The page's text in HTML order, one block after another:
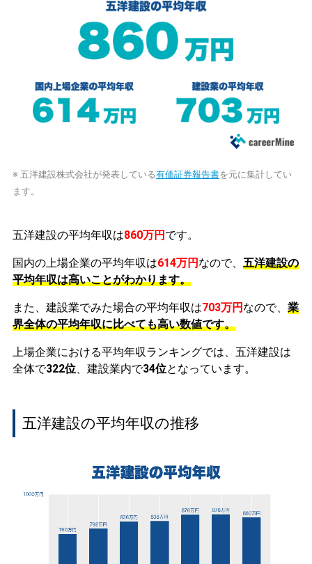
※ 五洋建設株式会社が発表している有価証券報告書を元に集計してい
ます。
五洋建設の平均年収は860万円 です。
国内の上場企業の平均年収は614万円 なので、 五洋建設の
平均年収は高いことがわかります。
また、建設業でみた場合の平均年収は703万円 なので、 業
界全体の平均年収に比べても高い数値です。
上場企業における平均年収ランキングでは、五洋建設は
全体で322位、建設業内で34位となっています。
五洋建設の平均年収の推移